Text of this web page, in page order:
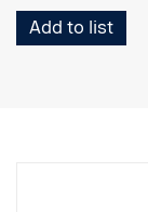
Add to list